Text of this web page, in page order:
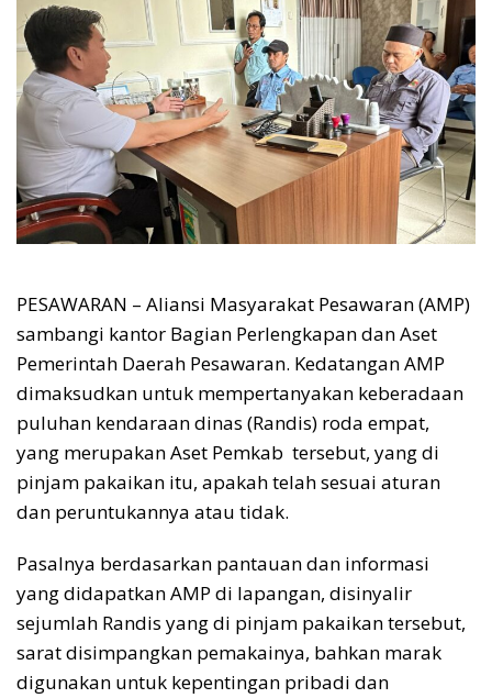
PESAWARAN – Aliansi Masyarakat Pesawaran (AMP)
sambangi kantor Bagian Perlengkapan dan Aset
Pemerintah Daerah Pesawaran. Kedatangan AMP
dimaksudkan untuk mempertanyakan keberadaan
puluhan kendaraan dinas (Randis) roda empat,
yang merupakan Aset Pemkab tersebut, yang di
pinjam pakaikan itu, apakah telah sesuai aturan
dan peruntukannya atau tidak.
Pasalnya berdasarkan pantauan dan informasi
yang didapatkan AMP di lapangan, disinyalir
sejumlah Randis yang di pinjam pakaikan tersebut,
sarat disimpangkan pemakainya, bahkan marak
digunakan untuk kepentingan pribadi dan